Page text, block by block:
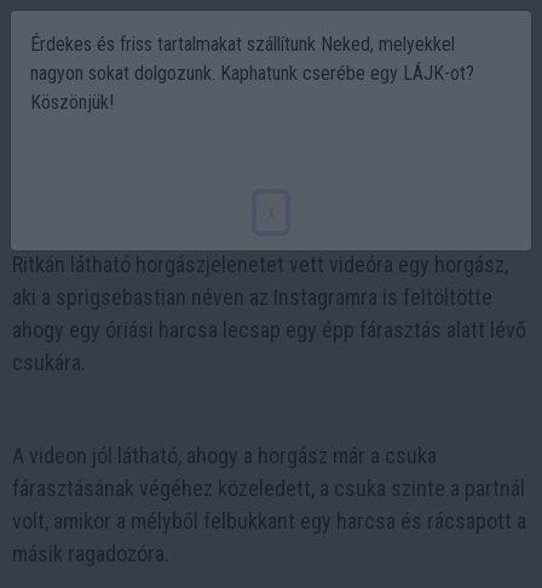
Ritkán látható horgászjelenetet vett videóra egy horgász,
aki a sprigsebastian néven az Instagramra is feltöltötte
ahogy egy óriási harcsa lecsap egy épp fárasztás alatt lévő
csukára.
A videon jól látható, ahogy a horgász már a csuka
fárasztásának végéhez közeledett, a csuka szinte a partnál
volt, amikor a mélyből felbukkant egy harcsa és rácsapott a
másik ragadozóra.
Érdekes és friss tartalmakat szállítunk Neked, melyekkel
nagyon sokat dolgozunk. Kaphatunk cserébe egy LÁJK-ot?
Köszönjük!